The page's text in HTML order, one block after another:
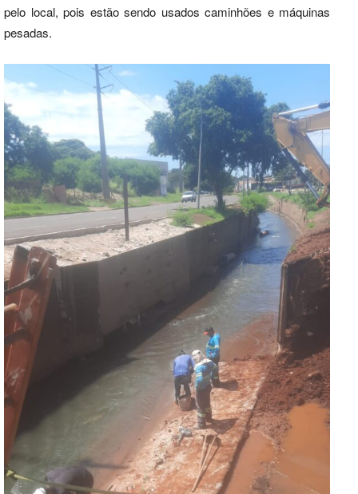
pelo local, pois estão sendo usados caminhões e máquinas
pesadas.